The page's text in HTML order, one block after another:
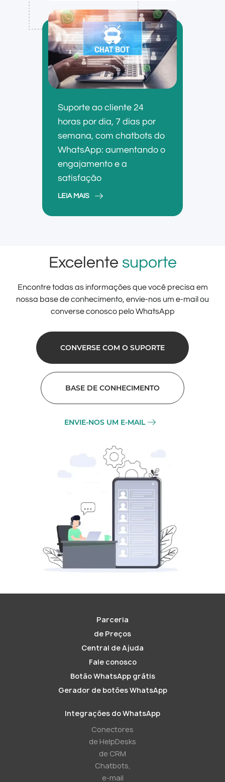
Suporte ao cliente 24
horas por dia, 7 dias por
semana, com chatbots do
WhatsApp: aumentando o
engajamento e a
satisfação
LEIA MAIS
Excelente suporte
Encontre todas as informações que você precisa em
nossa base de conhecimento, envie-nos um e-mail ou
converse conosco pelo WhatsApp
CONVERSE COM O SUPORTE
BASE DE CONHECIMENTO
ENVIE-NOS UM E-MAIL
Parceria
de Preços
Central de Ajuda
Fale conosco
Botão WhatsApp grátis
Gerador de botões WhatsApp
Integrações do WhatsApp
Conectores
de HelpDesks
de CRM
Chatbots,
e-mail